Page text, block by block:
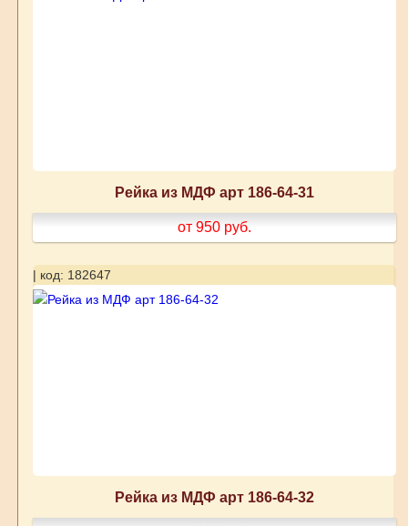
Рейка из МДФ арт 186-64-31
от 950 руб.
| код: 182647
Рейка из МДФ арт 186-64-32